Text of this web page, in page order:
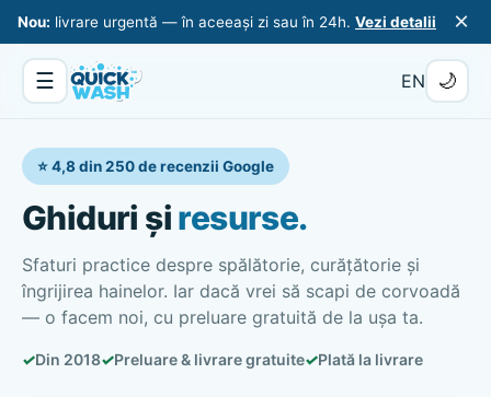
Nou: livrare urgentă — în aceeași zi sau în 24h. Vezi detalii ×
☰ EN 🌙
⭐ 4,8 din 250 de recenzii Google
Ghiduri șiresurse.
Sfaturi practice despre spălătorie, curățătorie și
îngrijirea hainelor. Iar dacă vrei să scapi de corvoadă
— o facem noi, cu preluare gratuită de la ușa ta.
✓Din 2018✓Preluare & livrare gratuite✓Plată la livrare